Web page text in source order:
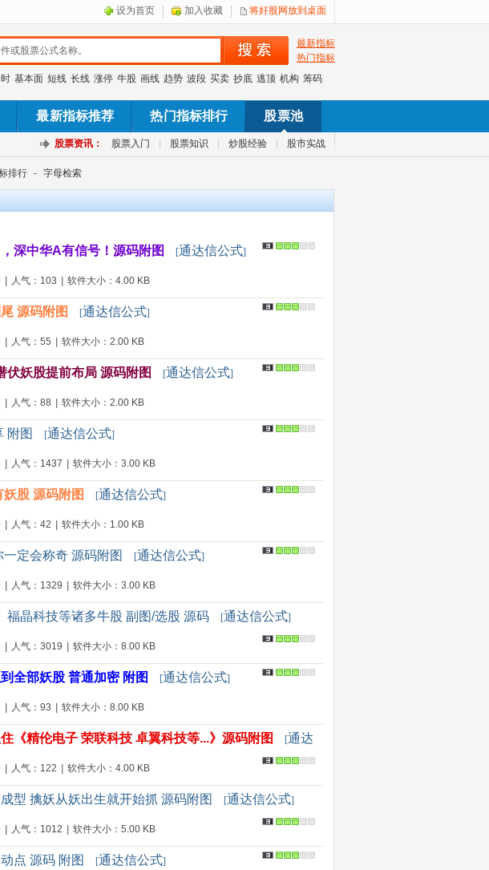
设为首页 加入收藏 将好股网放到桌面
最新指标
热门指标
基本面 短线 长线 涨停 牛股 画线 趋势 波段 买卖 抄底 逃顶 机构 筹码
最新指标推荐 热门指标排行 股票池
股票资讯： 股票入门 股票知识 炒股经验 股市实战
排行 - 字母检索
深中华A有信号！源码附图 [通达信公式]
人气：103 软件大小：4.00 KB
源码附图 [通达信公式]
人气：55 软件大小：2.00 KB
伏妖股提前布局 源码附图 [通达信公式]
人气：88 软件大小：2.00 KB
附图 [通达信公式]
人气：1437 软件大小：3.00 KB
股 源码附图 [通达信公式]
人气：42 软件大小：1.00 KB
定会称奇 源码附图 [通达信公式]
人气：1329 软件大小：3.00 KB
晶科技等诸多牛股 副图/选股 源码 [通达信公式]
人气：3019 软件大小：8.00 KB
全部妖股 普通加密 附图 [通达信公式]
人气：93 软件大小：8.00 KB
《精伦电子 荣联科技 卓翼科技等...》源码附图 [通达
人气：122 软件大小：4.00 KB
型 擒妖从妖出生就开始抓 源码附图 [通达信公式]
人气：1012 软件大小：5.00 KB
点 源码 附图 [通达信公式]